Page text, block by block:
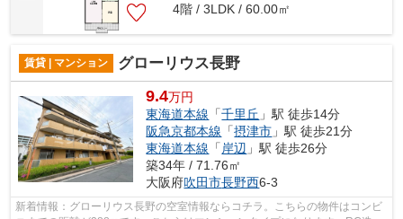
4階 / 3LDK / 60.00㎡
賃貸 | マンション グローリウス長野
9.4万円
東海道本線 「千里丘 」駅 徒歩14分
阪急京都本線 「摂津市 」駅 徒歩21分
東海道本線 「 岸辺 」駅 徒歩26分
築34年 / 71.76㎡
大阪府吹田市長野西6-3
新着情報：グローリウス長野の空室情報ならコチラ。こちらの物件はコンビ